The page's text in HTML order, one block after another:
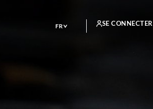
FR SE CONNECTER